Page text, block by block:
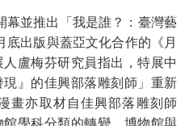
幕並推出「我是誰？：臺灣藝
出版與蓋亞文化合作的《月
盧梅芬研究員指出，特展中
』的佳興部落雕刻師」重新
畫亦取材自佳興部落雕刻師